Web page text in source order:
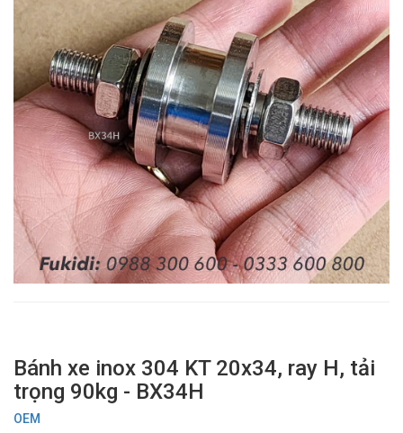
Bánh xe inox 304 KT 20x34, ray H, tải
trọng 90kg - BX34H
OEM